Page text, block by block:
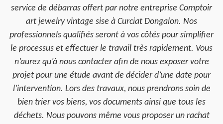
service de débarras offert par notre entreprise Comptoir
art jewelry vintage sise à Curciat Dongalon. Nos
professionnels qualifiés seront à vos côtés pour simplifier
le processus et effectuer le travail très rapidement. Vous
n’aurez qu’à nous contacter afin de nous exposer votre
projet pour une étude avant de décider d’une date pour
l’intervention. Lors des travaux, nous prendrons soin de
bien trier vos biens, vos documents ainsi que tous les
déchets. Nous pouvons même vous proposer un rachat